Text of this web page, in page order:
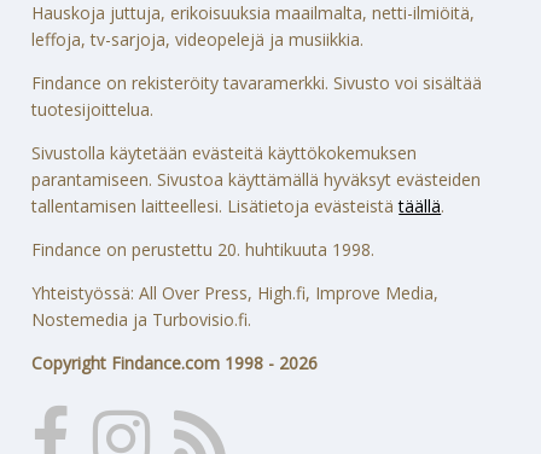
Hauskoja juttuja, erikoisuuksia maailmalta, netti-ilmiöitä,
leffoja, tv-sarjoja, videopelejä ja musiikkia.
Findance on rekisteröity tavaramerkki. Sivusto voi sisältää
tuotesijoittelua.
Sivustolla käytetään evästeitä käyttökokemuksen
parantamiseen. Sivustoa käyttämällä hyväksyt evästeiden
tallentamisen laitteellesi. Lisätietoja evästeistätäällä.
Findance on perustettu 20. huhtikuuta 1998.
Yhteistyössä: All Over Press, High.fi, Improve Media,
Nostemedia ja Turbovisio.fi.
Copyright Findance.com 1998 - 2026